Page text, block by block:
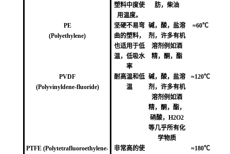
塑料中度使
用温度。
肪，柴油
PE
(Polyethylene)
坚硬不易弯
曲的塑料，
也适用于低
温，低吸水
率
碱，酸，盐溶
剂，许多有机
溶剂例如酒
精，酮，酯
≈60℃
PVDF
(Polyvinyldene-fluoride)
耐高温和低
温
碱，酸，盐溶
剂，许多有机
溶剂例如酒
精，酮，酯，
硝酸，H2O2
等几乎所有化
学物质
≈120℃
PTFE (Polytetrafluoroethylene-
非常高的使
≈180℃